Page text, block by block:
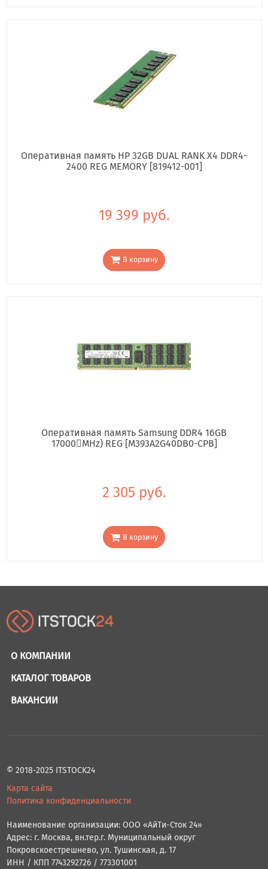
Оперативная память HP 32GB DUAL RANK X4 DDR4-
2400 REG MEMORY [819412-001]
19 399 руб.
В корзину
Оперативная память Samsung DDR4 16GB
17000񢋕MHz) REG [M393A2G40DB0-CPB]
2 305 руб.
В корзину
О КОМПАНИИ
КАТАЛОГ ТОВАРОВ
ВАКАНСИИ
© 2018-2025 ITSTOCK24
Карта сайта
Политика конфиденциальности
Наименование организации: ООО «АйТи-Сток 24»
Адрес: г. Москва, вн.тер.г. Муниципальный округ
Покровскоестрешнево, ул. Тушинская, д. 17
ИНН / КПП 7743292726 / 773301001